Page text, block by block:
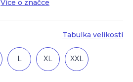
Tabulka velikostí
L XL XXL
Více o značce